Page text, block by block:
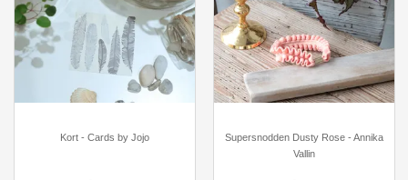
Kort - Cards by Jojo
Supersnodden Dusty Rose - Annika
Vallin